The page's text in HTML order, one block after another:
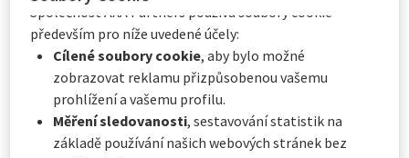
Mořské bouře
Každý, kdo strávil dovolenou na vodě, ví, jak rychle se mohou
bouře vyvinout nad rovinou. Co můžete v takovém počasí
dělat? Jak zůstat co nejbezpečnější a proč jsou mořské bouře
nebezpečné? To jsme zjistili!
Společnost AXA Partners používá soubory cookie
především pro níže uvedené účely:
Cílené soubory cookie, aby bylo možné
zobrazovat reklamu přizpůsobenou vašemu
prohlížení a vašemu profilu.
Měření sledovanosti, sestavování statistik na
základě používání našich webových stránek bez